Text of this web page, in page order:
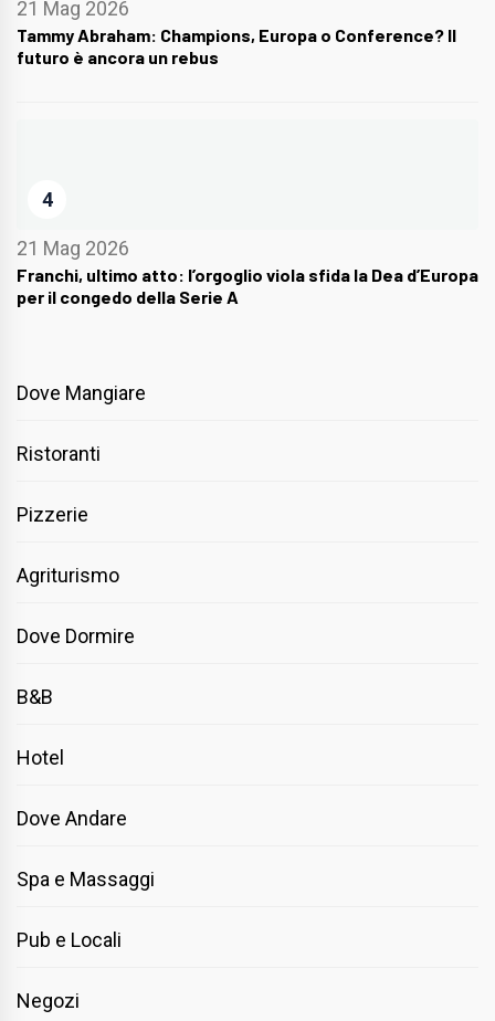
21 Mag 2026
Tammy Abraham: Champions, Europa o Conference? Il
futuro è ancora un rebus
4
21 Mag 2026
Franchi, ultimo atto: l’orgoglio viola sfida la Dea d’Europa
per il congedo della Serie A
Dove Mangiare
Ristoranti
Pizzerie
Agriturismo
Dove Dormire
B&B
Hotel
Dove Andare
Spa e Massaggi
Pub e Locali
Negozi